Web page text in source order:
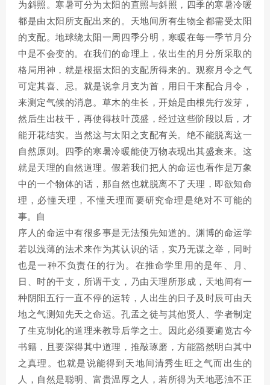
为斜照。寒暑可分为太阳的直照与斜照，四季的寒暑冷暖
都是由太阳所支配出来的。天地间所有生物全都需受太阳
的支配。地球绕太阳一周四季分明，寒暖在每一季节月分
中是不会变的。在我们的命理上，依出生的月分所采取的
格局用神，就是根据太阳的支配所得来的。观察月令之气
可定其喜、忌。就是说拿月支为首，用日干来配合月令，
来测定气候的消息。草木的生长，开始是由根先行发芽，
然后生出枝干，再使得枝叶茂盛，经过这些阶段以后，才
能开花结实。当然这与太阳之支配有关。绝不能脱离这一
自然原则。四季的寒暑冷暖能使万物表现出其盛衰来。这
就是天理的自然道理。假若我们把人的命运也看作是万象
中的一个物体的话，那自然也就脱离不了天理，即欲知命
理，必懂天理，不懂天理而要研究命理是绝对不可能的
事。自
序人的命运中有很多事是无法预先知道的。渊博的命运学
若以浅薄的法术来作为其认识的话，实乃无谋之举，同时
也是一种不负责任的行为。在推命学里用的是年、月、
日、时的干支，所谓干支，乃由天理所形成，天地间有一
种阴阳五行一直不停的运转，人出生的日子及时辰可由天
地之气测知先天之命运。孔孟之徒与其他贤人、学者制定
了生克制化的道理来教导后学之士。因此必须要遍览古今
书籍，且要深得其中道理，推敲琢磨，方能豁然明白其中
之真理。也就是说能得到天地间清秀生旺之气而出生的
人，自然是聪明、富贵温厚之人，若所得为天地恶浊不正